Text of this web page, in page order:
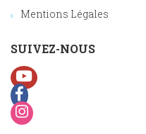
Mentions Légales
SUIVEZ-NOUS